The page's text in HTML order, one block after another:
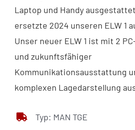
Laptop und Handy
ersetzte 2024 unseren ELW 1
Unser neuer ELW 1 ist mit 2
und zukunftsfähiger
Kommunikationsausstattung
komplexen Lagedarstellung
Typ: MAN TGE